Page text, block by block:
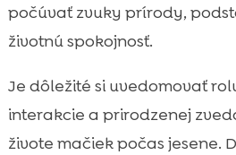
počúvať zvuky prírody,
životnú spokojnosť.
Je dôležité si uvedomovať
interakcie a prirodzenej
živote mačiek počas jesene.